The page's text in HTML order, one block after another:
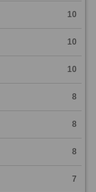
10
10
10
8
8
8
7